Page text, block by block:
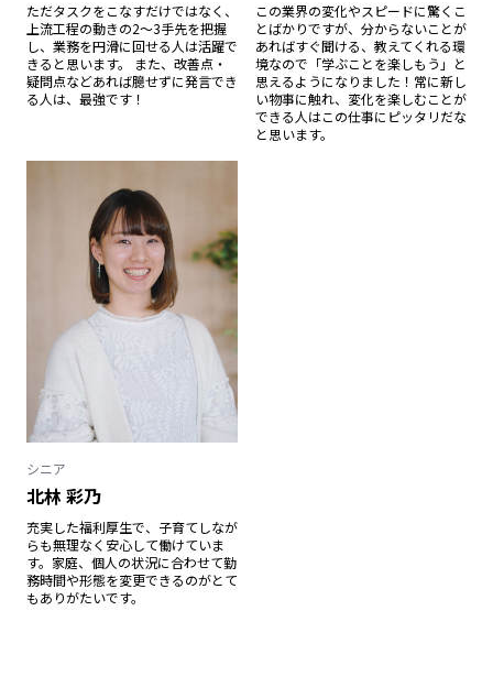
ただタスクをこなすだけではなく、
上流工程の動きの2～3手先を把握
し、業務を円滑に回せる人は活躍で
きると思います。 また、改善点・
疑問点などあれば臆せずに発言でき
る人は、最強です！
この業界の変化やスピードに驚くこ
とばかりですが、分からないことが
あればすぐ聞ける、教えてくれる環
境なので「学ぶことを楽しもう」と
思えるようになりました！常に新し
い物事に触れ、変化を楽しむことが
できる人はこの仕事にピッタリだな
と思います。
シニア
北林 彩乃
充実した福利厚生で、子育てしなが
らも無理なく安心して働けていま
す。家庭、個人の状況に合わせて勤
務時間や形態を変更できるのがとて
もありがたいです。